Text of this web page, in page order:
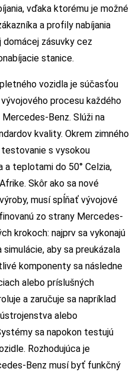
vďaka ktorému je možné
a profily nabíjania
domácej zásuvky cez
stanice.
vozidla je súčasťou
procesu každého
Benz. Slúži na
kvality. Okrem zimného
s vysokou
a teplotami do 50° Celzia,
Skôr ako sa nové
musí spĺňať vývojové
zo strany Mercedes-
krokoch: najprv sa vykonajú
aby sa preukázala
komponenty sa následne
alebo príslušných
a zaručuje sa napríklad
alebo
sa napokon testujú
Rozhodujúca je
Benz musí byť funkčný